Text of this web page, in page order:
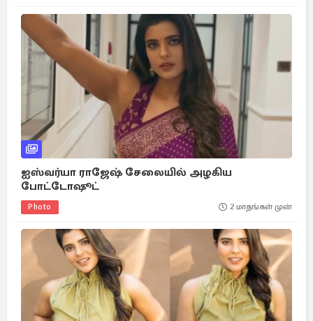
ஐஸ்வர்யா ராஜேஷ் சேலையில் அழகிய
போட்டோஷூட்
Photo 2 மாதங்கள் முன்